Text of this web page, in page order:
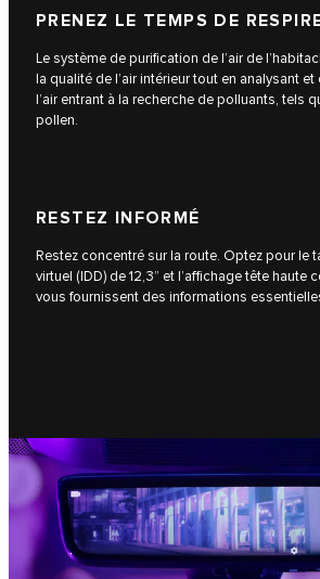
PRENEZ LE TEMPS DE
Le système de purification de l’air de
la qualité de l’air intérieur tout en analysant
l’air entrant à la recherche de polluants, tels
pollen.
RESTEZ INFORMÉ
Restez concentré sur la route. Optez pour le
virtuel (IDD) de 12,3” et l’affichage tête haute
vous fournissent des informations